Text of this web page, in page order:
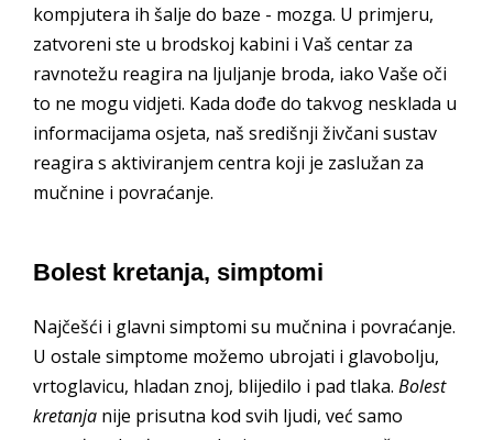
kompjutera ih šalje do baze - mozga. U primjeru,
zatvoreni ste u brodskoj kabini i Vaš centar za
ravnotežu reagira na ljuljanje broda, iako Vaše oči
to ne mogu vidjeti. Kada dođe do takvog nesklada u
informacijama osjeta, naš središnji živčani sustav
reagira s aktiviranjem centra koji je zaslužan za
mučnine i povraćanje.
Bolest kretanja, simptomi
Najčešći i glavni simptomi su mučnina i povraćanje.
U ostale simptome možemo ubrojati i glavobolju,
vrtoglavicu, hladan znoj, blijedilo i pad tlaka. Bolest
kretanja nije prisutna kod svih ljudi, već samo